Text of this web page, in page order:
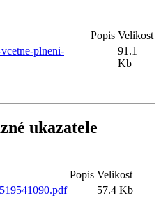
Popis Velikost
plneni-
91.1
Kb
ukazatele
Popis Velikost
57.4 Kb